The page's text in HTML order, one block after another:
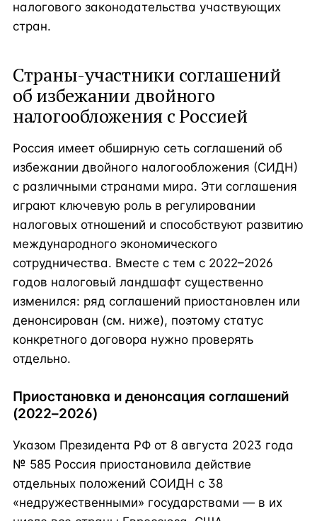
налогового законодательства участвующих
стран.
Страны-участники соглашений
об избежании двойного
налогообложения с Россией
Россия имеет обширную сеть соглашений об
избежании двойного налогообложения (СИДН)
с различными странами мира. Эти соглашения
играют ключевую роль в регулировании
налоговых отношений и способствуют развитию
международного экономического
сотрудничества. Вместе с тем с 2022–2026
годов налоговый ландшафт существенно
изменился: ряд соглашений приостановлен или
денонсирован (см. ниже), поэтому статус
конкретного договора нужно проверять
отдельно.
Приостановка и денонсация соглашений
(2022–2026)
Указом Президента РФ от 8 августа 2023 года
№ 585 Россия приостановила действие
отдельных положений СОИДН с 38
«недружественными» государствами — в их